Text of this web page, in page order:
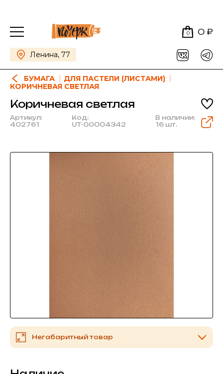
0 0 ₽
Ленина, 77
БУМАГА
ДЛЯ ПАСТЕЛИ (ЛИСТАМИ)
КОРИЧНЕВАЯ СВЕТЛАЯ
Коричневая светлая
Артикул:
402761
Код:
UT-00004342
В наличии:
16 шт.
Негабаритный товар